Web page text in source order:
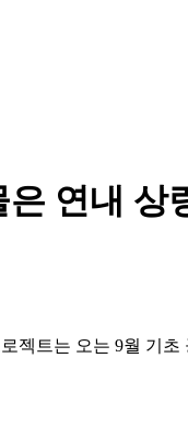
연내 상
젝트는 오는 9월 기